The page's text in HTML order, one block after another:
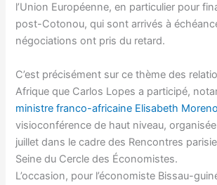
l’Union Européenne, en particulier pour
post-Cotonou, qui sont arrivés à
négociations ont pris du retard.
C’est précisément sur ce thème des
Afrique que Carlos Lopes a participé,
ministre franco-africaine Elisabeth
visioconférence de haut niveau,
juillet dans le cadre des Rencontres
Seine du Cercle des Économistes.
L’occasion, pour l’économiste Bissau-